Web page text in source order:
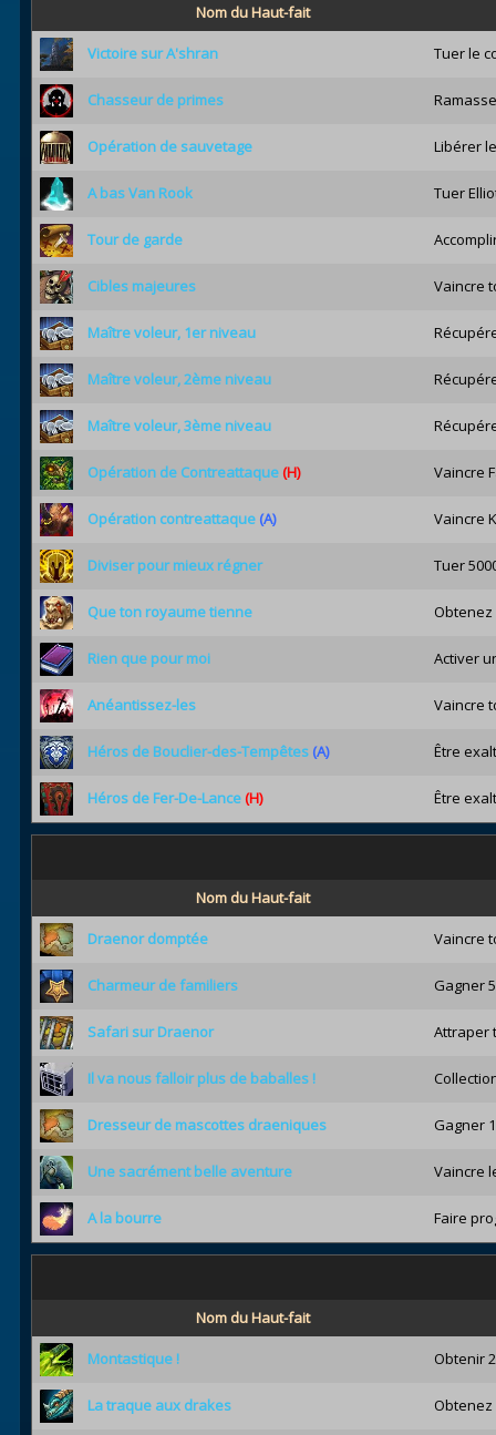
Nom du Haut-fait
Victoire sur A'shran Tuer le
Chasseur de primes
Opération de sauvetage Libérer
A bas Van Rook Tuer
Tour de garde
Cibles majeures Vaincre
Maître voleur, 1er niveau
Maître voleur, 2ème niveau
Maître voleur, 3ème niveau
Opération de Contreattaque (H) Vaincre
Opération contreattaque (A) Vaincre
Diviser pour mieux régner Tuer
Que ton royaume tienne
Rien que pour moi Activer
Anéantissez-les Vaincre
Héros de Bouclier-des-Tempêtes (A) Être
Héros de Fer-De-Lance (H) Être
Nom du Haut-fait
Draenor domptée Vaincre
Charmeur de familiers Gagner
Safari sur Draenor Attraper
Il va nous falloir plus de baballes !
Dresseur de mascottes draeniques Gagner
Une sacrément belle aventure Vaincre
A la bourre Faire
Nom du Haut-fait
Montastique ! Obtenir
La traque aux drakes